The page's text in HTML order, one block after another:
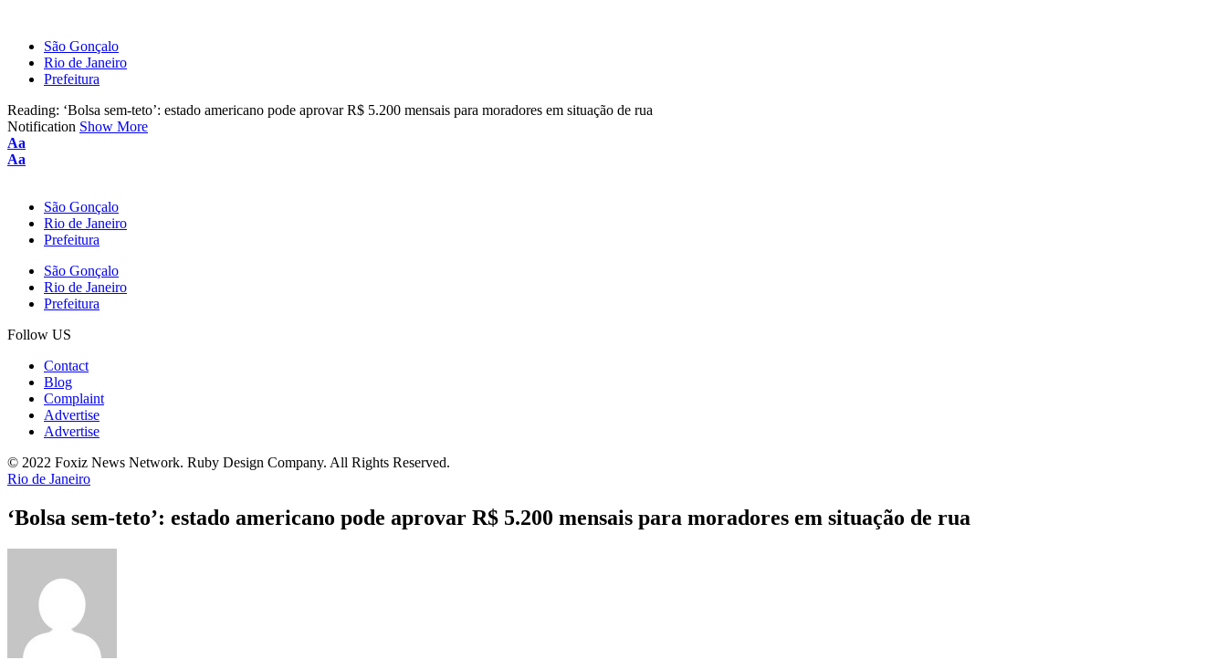
São Gonçalo
Rio de Janeiro
Prefeitura
Reading: ‘Bolsa sem-teto’: estado americano pode aprovar R$ 5.200 mensais para moradores em situação de rua
Notification Show More
Font
Resizer
Aa
Font
Aa
São Gonçalo
Rio de Janeiro
Prefeitura
São Gonçalo
Rio de Janeiro
Prefeitura
Follow US
Contact
Blog
Complaint
Advertise
Advertise
© 2022 Foxiz News Network. Ruby Design Company. All Rights Reserved.
Rio de Janeiro
‘Bolsa sem-teto’: estado americano pode aprovar R$ 5.200 mensais para moradores em situação de rua